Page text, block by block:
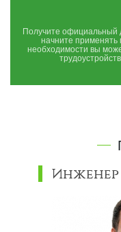
Получите официальный
начните применять
необходимости вы
Инженер